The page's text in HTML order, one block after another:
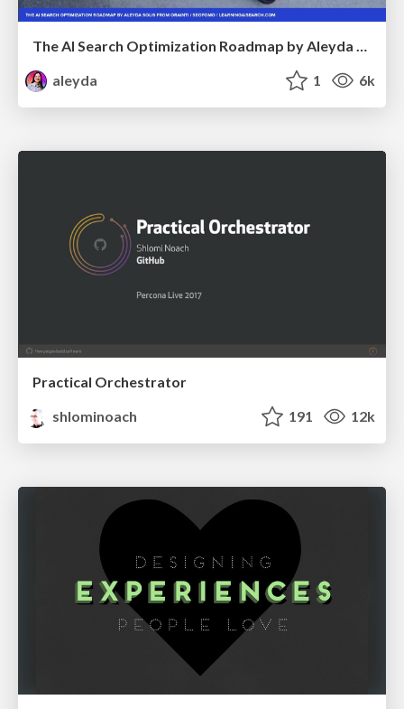
The AI Search Optimization Roadmap by Aleyda Solis
aleyda
1 6k
Practical Orchestrator
shlominoach
191 12k